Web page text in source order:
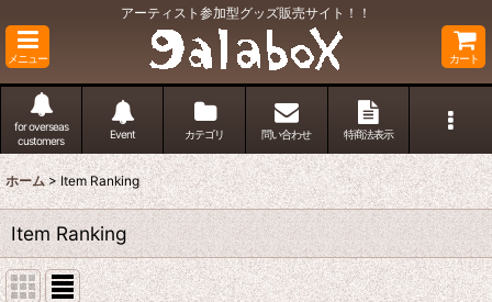
アーティスト参加型グッズ販売サイト！！
メニュー カート
for overseas
customers
Event カテゴリ 問い合わせ 特商法表示
ホーム > Item Ranking
Item Ranking